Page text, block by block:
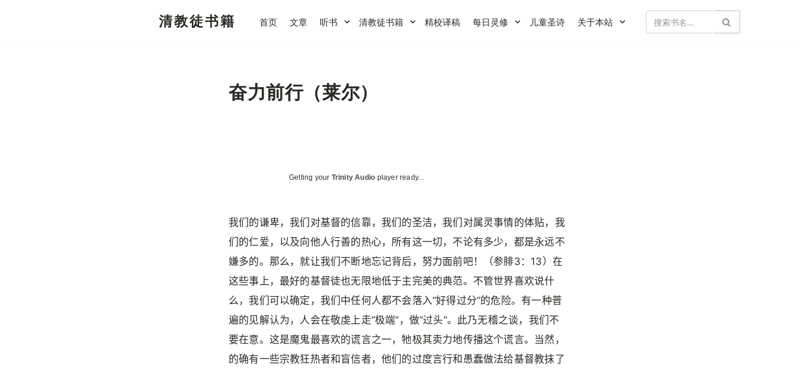
清教徒书籍 首页 文章 听书 清教徒书籍 精校译稿 每日灵修 儿童圣诗 关于本站
奋力前行（莱尔）
Getting your Trinity Audio player ready...
我们的谦卑，我们对基督的信靠，我们的圣洁，我们对属灵事情的体贴，我
们的仁爱，以及向他人行善的热心，所有这一切，不论有多少，都是永远不
嫌多的。那么，就让我们不断地忘记背后，努力面前吧！（参腓3：13）在
这些事上，最好的基督徒也无限地低于主完美的典范。不管世界喜欢说什
么，我们可以确定，我们中任何人都不会落入“好得过分”的危险。有一种普
遍的见解认为，人会在敬虔上走“极端”，做“过头”。此乃无稽之谈，我们不
要在意。这是魔鬼最喜欢的谎言之一，牠极其卖力地传播这个谎言。当然，
的确有一些宗教狂热者和盲信者，他们的过度言行和愚蠢做法给基督教抹了